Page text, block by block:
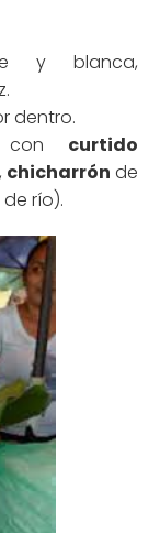
y blanca,
dentro.
con curtido
chicharrón de
río).